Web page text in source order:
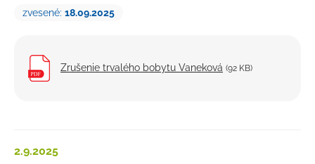
zvesené: 18.09.2025
Zrušenie trvalého bobytu Vaneková (92 KB)
2.9.2025